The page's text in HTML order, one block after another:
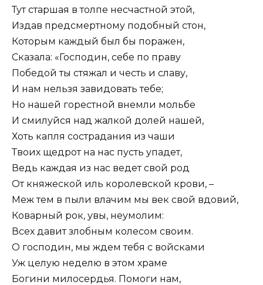
Тут старшая в толпе несчастной этой,
Издав предсмертному подобный стон,
Которым каждый был бы поражен,
Сказала: «Господин, себе по праву
Победой ты стяжал и честь и славу,
И нам нельзя завидовать тебе;
Но нашей горестной внемли мольбе
И смилуйся над жалкой долей нашей,
Хоть капля сострадания из чаши
Твоих щедрот на нас пусть упадет,
Ведь каждая из нас ведет свой род
От княжеской иль королевской крови, –
Меж тем в пыли влачим мы век свой вдовий,
Коварный рок, увы, неумолим:
Всех давит злобным колесом своим.
О господин, мы ждем тебя с войсками
Уж целую неделю в этом храме
Богини милосердья. Помоги нам,